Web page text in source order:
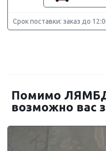
Срок поставки: заказ до
Помимо
возможно вас